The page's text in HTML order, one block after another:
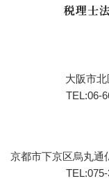
大阪市
TEL:06-
京都市下京区烏丸通
TEL: